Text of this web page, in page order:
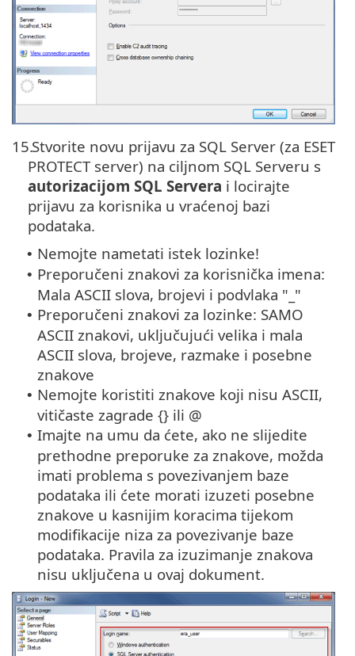
15.Stvorite novu prijavu za SQL Server (za ESET
PROTECT server) na ciljnom SQL Serveru s
autorizacijom SQL Servera i locirajte
prijavu za korisnika u vraćenoj bazi
podataka.
• Nemojte nametati istek lozinke!
• Preporučeni znakovi za korisnička imena:
Mala ASCII slova, brojevi i podvlaka "_"
• Preporučeni znakovi za lozinke: SAMO
ASCII znakovi, uključujući velika i mala
ASCII slova, brojeve, razmake i posebne
znakove
• Nemojte koristiti znakove koji nisu ASCII,
vitičaste zagrade {} ili @
• Imajte na umu da ćete, ako ne slijedite
prethodne preporuke za znakove, možda
imati problema s povezivanjem baze
podataka ili ćete morati izuzeti posebne
znakove u kasnijim koracima tijekom
modifikacije niza za povezivanje baze
podataka. Pravila za izuzimanje znakova
nisu uključena u ovaj dokument.